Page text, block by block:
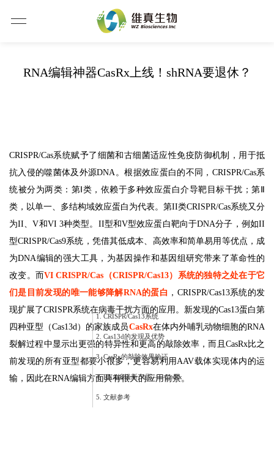
RNA编辑神器CasRx上线！shRNA要退休？
CRISPR/Cas系统赋予了细菌和古细菌适应性免疫防御机制，用于抵
抗入侵的噬菌体及外源DNA。根据效应蛋白的不同，CRISPR/Cas系
统被分为两类：第Ⅰ类，依赖于多种效应蛋白介导靶目标干扰；第Ⅱ
类，以单一、多结构域效应蛋白为代表。第II类CRISPR/Cas系统又分
为II、V和VI 3种类型。II型和V型效应蛋白靶向于DNA分子，例如II
型CRISPR/Cas9系统，凭借其低成本、高效率和简单易用等优点，成
为DNA编辑的强大工具，为基因操作和基因组研究带来了革命性的
改变。而VI CRISPR/Cas（CRISPR/Cas13）系统的独特之处在于它
们是目前发现的唯一能够降解RNA的蛋白 ，CRISPR/Cas13系统的发
现扩展了CRISPR系统在病毒干扰方面的应用。新发现的Cas13蛋白第
四种亚型（Cas13d）的家族成员CasRx在体内外哺乳动物细胞的RNA
裂解过程中显示出更强的特异性和更高的敲除效率，而且CasRx比之
前发现的所有亚型都要小很多，更容易利用AAV载体实现体内的运
输，因此在RNA编辑方面具有很大的应用前景。
1. CRISPR/Cas13系统
2. Cas13d的发现及优势
3. CasRx的敲除效果验证
4. RNA编辑新产品——CasRx
5. 文献参考